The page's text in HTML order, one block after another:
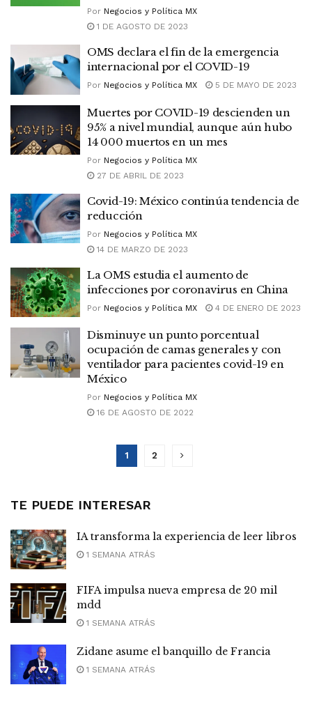
Por Negocios y Política MX
1 DE AGOSTO DE 2023
OMS declara el fin de la emergencia
internacional por el COVID-19
Por Negocios y Política MX 5 DE MAYO DE 2023
Muertes por COVID-19 descienden un
95% a nivel mundial, aunque aún hubo
14 000 muertos en un mes
Por Negocios y Política MX
27 DE ABRIL DE 2023
Covid-19: México continúa tendencia de
reducción
Por Negocios y Política MX
14 DE MARZO DE 2023
La OMS estudia el aumento de
infecciones por coronavirus en China
Por Negocios y Política MX 4 DE ENERO DE 2023
Disminuye un punto porcentual
ocupación de camas generales y con
ventilador para pacientes covid-19 en
México
Por Negocios y Política MX
16 DE AGOSTO DE 2022
1 2
TE PUEDE INTERESAR
IA transforma la experiencia de leer libros
1 SEMANA ATRÁS
FIFA impulsa nueva empresa de 20 mil
mdd
1 SEMANA ATRÁS
Zidane asume el banquillo de Francia
1 SEMANA ATRÁS